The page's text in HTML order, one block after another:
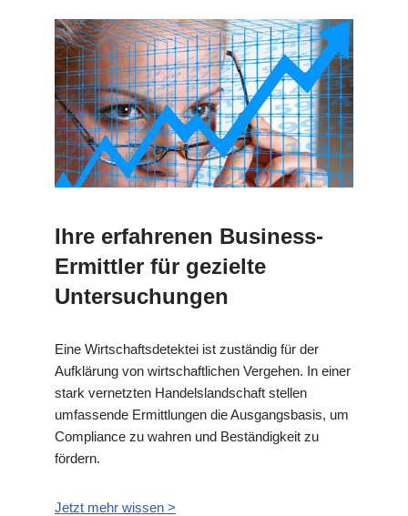
Ihre erfahrenen Business-
Ermittler für gezielte
Untersuchungen
Eine Wirtschaftsdetektei ist zuständig für der
Aufklärung von wirtschaftlichen Vergehen. In einer
stark vernetzten Handelslandschaft stellen
umfassende Ermittlungen die Ausgangsbasis, um
Compliance zu wahren und Beständigkeit zu
fördern.
Jetzt mehr wissen >